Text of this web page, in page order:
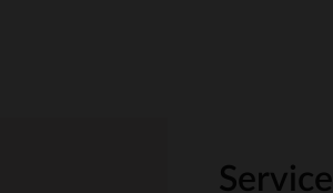
Service